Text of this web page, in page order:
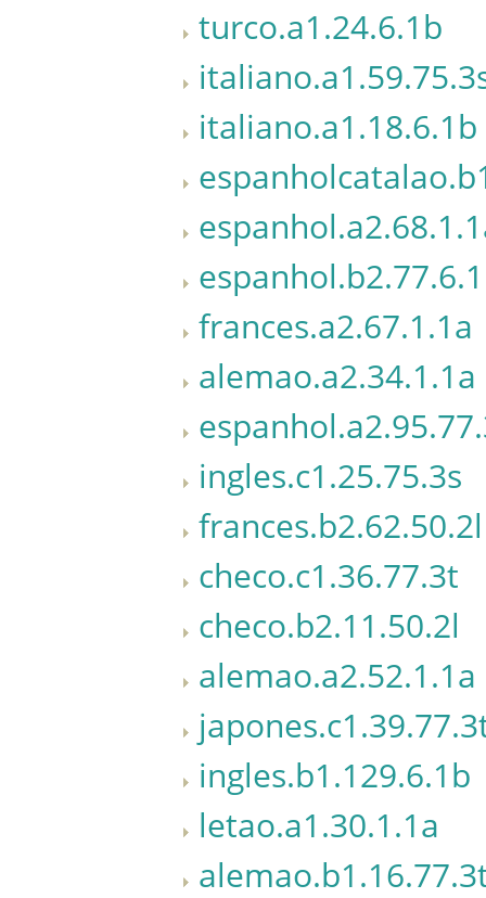
turco.a1.24.6.1b
italiano.a1.18.6.1b
frances.a2.67.1.1a
alemao.a2.34.1.1a
ingles.c1.25.75.3s
frances.b2.62.50.2l
checo.c1.36.77.3t
checo.b2.11.50.2l
alemao.a2.52.1.1a
ingles.b1.129.6.1b
letao.a1.30.1.1a